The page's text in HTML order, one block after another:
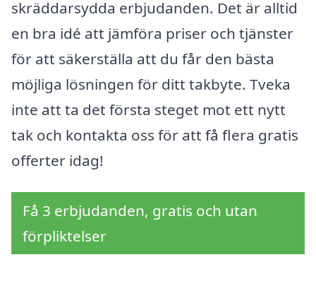
skräddarsydda erbjudanden. Det är alltid
en bra idé att jämföra priser och tjänster
för att säkerställa att du får den bästa
möjliga lösningen för ditt takbyte. Tveka
inte att ta det första steget mot ett nytt
tak och kontakta oss för att få flera gratis
offerter idag!
Få 3 erbjudanden, gratis och utan
förpliktelser